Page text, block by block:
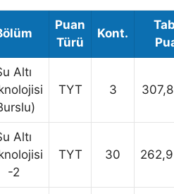
Puan
Türü
Kont.
Altı
TYT 3
Altı
-2
TYT 30